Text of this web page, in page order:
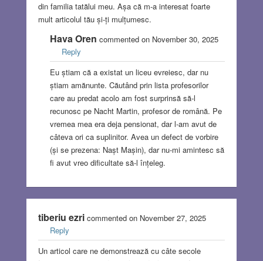
din familia tatălui meu. Așa că m-a interesat foarte
mult articolul tău și-ți mulțumesc.
Hava Oren commented on November 30, 2025
Reply
Eu știam că a existat un liceu evreiesc, dar nu
știam amănunte. Căutând prin lista profesorilor
care au predat acolo am fost surprinsă să-l
recunosc pe Nacht Martin, profesor de română. Pe
vremea mea era deja pensionat, dar l-am avut de
câteva ori ca suplinitor. Avea un defect de vorbire
(și se prezena: Nașt Mașin), dar nu-mi amintesc să
fi avut vreo dificultate să-l înțeleg.
tiberiu ezricommented on November 27, 2025
Reply
Un articol care ne demonstrează cu câte secole